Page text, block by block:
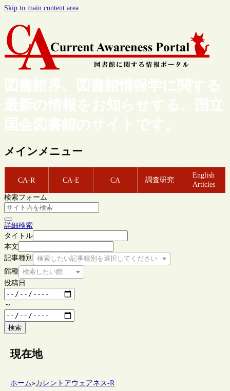
Skip to main content area
図書館界、図書館情報学に関する
最新の情報をお知らせする、国立
国会図書館のサイトです。
メインメニュー
CA-R CA-E CA 調査研究
English
Articles
検索フォーム
詳細検索
タイトル
本文
記事種別
検索したい記事種別を選択してください
館種 検索したい館種を選択してください
投稿日
～
検索
現在地
ホーム»カレントアウェアネス-R